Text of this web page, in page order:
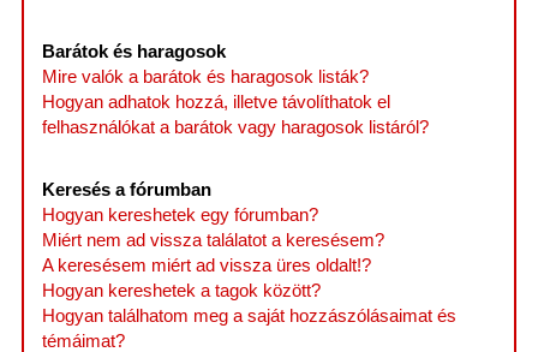
Barátok és haragosok
Mire valók a barátok és haragosok listák?
Hogyan adhatok hozzá, illetve távolíthatok el
felhasználókat a barátok vagy haragosok listáról?
Keresés a fórumban
Hogyan kereshetek egy fórumban?
Miért nem ad vissza találatot a keresésem?
A keresésem miért ad vissza üres oldalt!?
Hogyan kereshetek a tagok között?
Hogyan találhatom meg a saját hozzászólásaimat és
témáimat?